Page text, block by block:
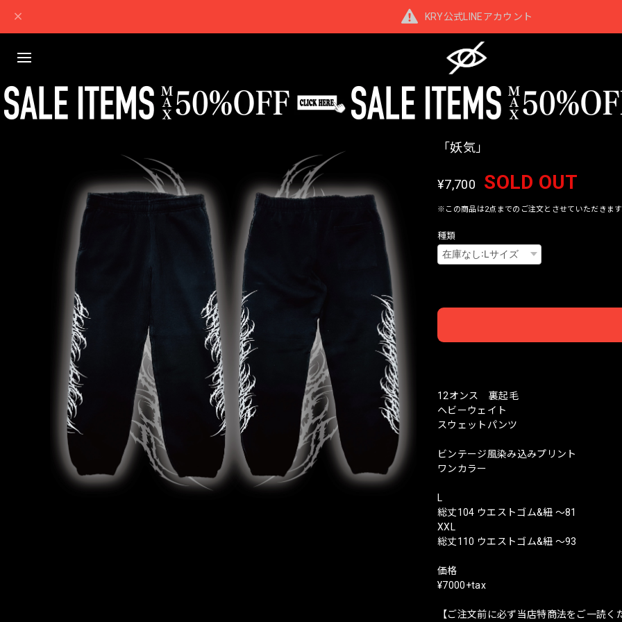
KRY公式LINEアカウント
「妖気」
¥7,700 SOLD OUT
※この商品は2点までのご注文とさせていただきます
種類
12オンス 裏起毛
ヘビーウェイト
スウェットパンツ
ビンテージ風染み込みプリント
ワンカラー
L
総丈104 ウエストゴム&紐 〜81
XXL
総丈110 ウエストゴム&紐 〜93
価格
¥7000+tax
【ご注文前に必ず当店特商法をご一読く